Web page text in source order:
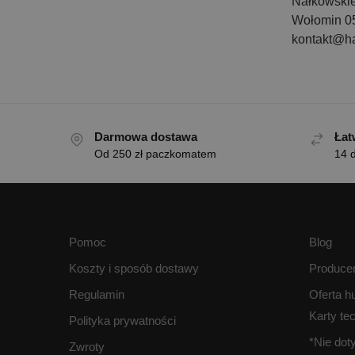
Wołomin
Darmowa dostawa
Od 250 zł paczkomatem 14
Pomoc
Koszty i sposób dostawy
Regulamin
Polityka prywatności
Zwroty
Blog
Oferta
Karty
*Nie